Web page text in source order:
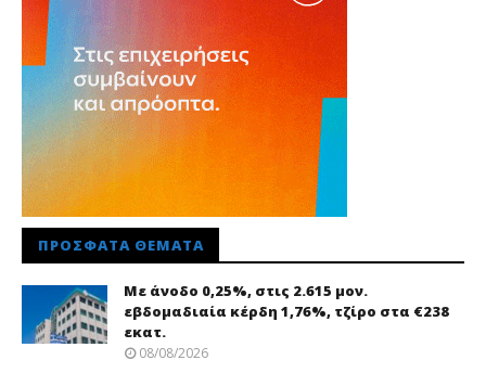
ΠΡΌΣΦΑΤΑ ΘΈΜΑΤΑ
Με άνοδο 0,25%, στις 2.615 μον.
εβδομαδιαία κέρδη 1,76%, τζίρο στα €238
εκατ.
08/08/2026